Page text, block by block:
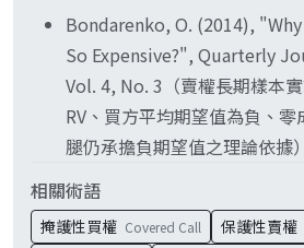
Bondarenko, O. (2014),
So Expensive?", Quarterly
Vol. 4, No. 3（賣權長期樣本
RV、買方平均期望值為負、
腿仍承擔負期望值之理論依據）
相關術語
掩護性買權 Covered Call 保護性賣權